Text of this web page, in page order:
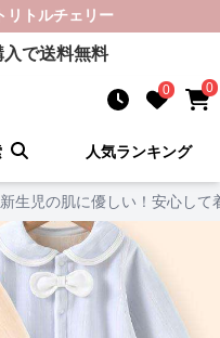
リトルチェリー
で送料無料
0 0
人気ランキング
新生児の肌に優しい！安心し